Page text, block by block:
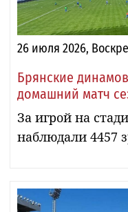
26 июля 2026,
Брянские
домашний матч
За игрой на
наблюдали 4457